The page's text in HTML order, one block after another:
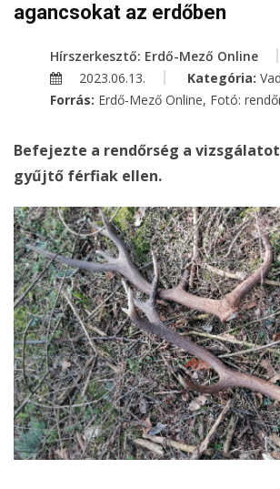
agancsokat az erdőben
Hírszerkesztő: Erdő-Mező Online
2023.06.13.
Kategória:
Forrás: Erdő-Mező Online, Fotó:
Befejezte a rendőrség a
gyűjtő férfiak ellen.